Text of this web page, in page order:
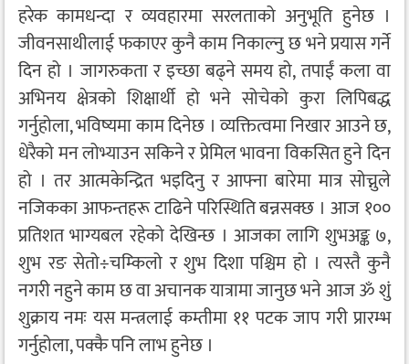
हरेक कामधन्दा र व्यवहारमा सरलताको अनुभूति हुनेछ ।
जीवनसाथीलाई फकाएर कुनै काम निकाल्नु छ भने प्रयास गर्ने
दिन हो । जागरुकता र इच्छा बढ्ने समय हो, तपाईं कला वा
अभिनय क्षेत्रको शिक्षार्थी हो भने सोचेको कुरा लिपिबद्ध
गर्नुहोला, भविष्यमा काम दिनेछ । व्यक्तित्वमा निखार आउने छ,
धेरैको मन लोभ्याउन सकिने र प्रेमिल भावना विकसित हुने दिन
हो । तर आत्मकेन्द्रित भइदिनु र आफ्ना बारेमा मात्र सोच्नुले
नजिकका आफन्तहरू टाढिने परिस्थिति बन्नसक्छ । आज १००
प्रतिशत भाग्यबल रहेको देखिन्छ । आजका लागि शुभअङ्क ७,
शुभ रङ सेतो÷चम्किलो र शुभ दिशा पश्चिम हो । त्यस्तै कुनै
नगरी नहुने काम छ वा अचानक यात्रामा जानुछ भने आज ॐ शुं
शुक्राय नमः यस मन्त्रलाई कम्तीमा ११ पटक जाप गरी प्रारम्भ
गर्नुहोला, पक्कै पनि लाभ हुनेछ ।